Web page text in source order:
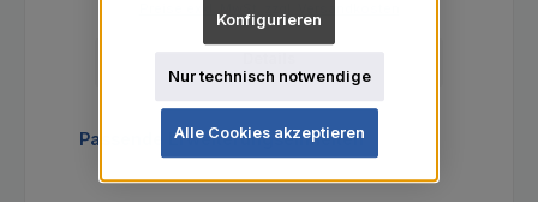
Produktgalerie überspringen
Passende Erweiterungseinheiten
Nur technisch notwendige
Konfigurieren
Alle Cookies akzeptieren